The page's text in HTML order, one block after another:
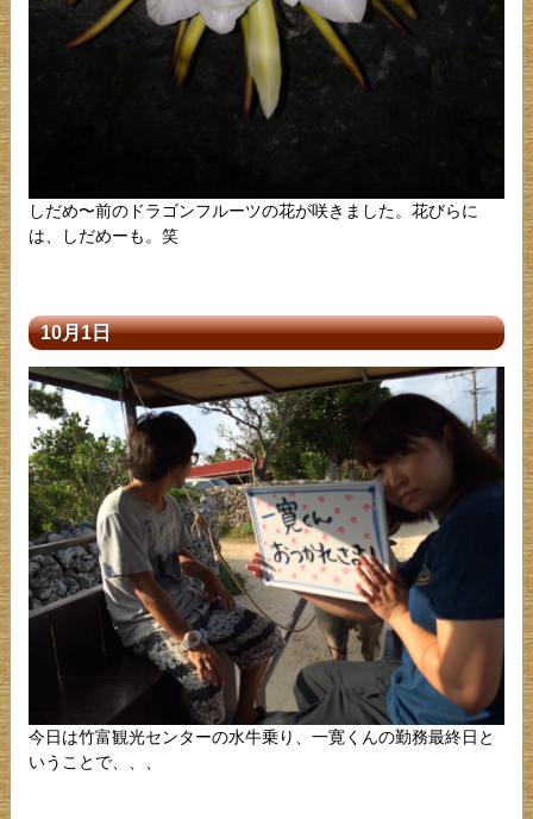
しだめ〜前のドラゴンフルーツの花が咲きました。花びらに
は、しだめーも。笑
10月1日
今日は竹富観光センターの水牛乗り、一寛くんの勤務最終日と
いうことで、、、